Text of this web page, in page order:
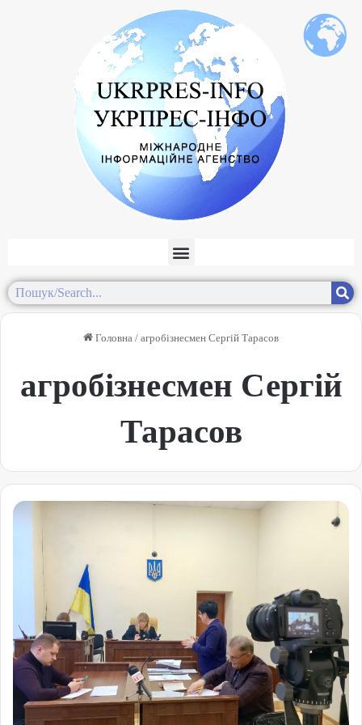
Головна / агробізнесмен Сергій Тарасов
агробізнесмен Сергій
Тарасов